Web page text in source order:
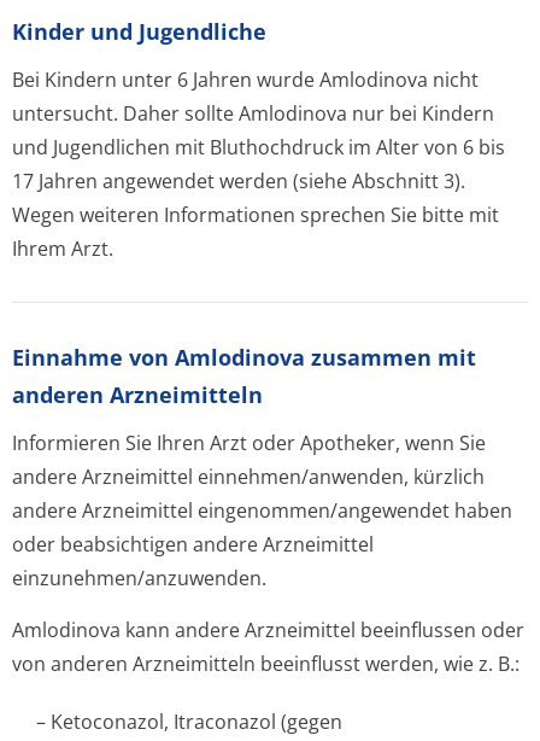
Kinder und Jugendliche
Bei Kindern unter 6 Jahren wurde Amlodinova nicht
untersucht. Daher sollte Amlodinova nur bei Kindern
und Jugendlichen mit Bluthochdruck im Alter von 6 bis
17 Jahren angewendet werden (siehe Abschnitt 3).
Wegen weiteren Informationen sprechen Sie bitte mit
Ihrem Arzt.
Einnahme von Amlodinova zusammen mit
anderen Arzneimitteln
Informieren Sie Ihren Arzt oder Apotheker, wenn Sie
andere Arzneimittel einnehmen/anwenden, kürzlich
andere Arzneimittel eingenommen/an­gewendet haben
oder beabsichtigen andere Arzneimittel
einzunehmen/an­zuwenden.
Amlodinova kann andere Arzneimittel beeinflussen oder
von anderen Arzneimitteln beeinflusst werden, wie z. B.:
– Ketoconazol, Itraconazol (gegen